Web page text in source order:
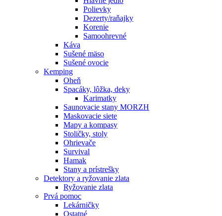
Polievky
Dezerty/raňajky
Korenie
Samoohrevné
Káva
Sušené mäso
Sušené ovocie
Kemping
Oheň
Spacáky, lôžka, deky
Karimatky
Saunovacie stany MORZH
Maskovacie siete
Mapy a kompasy
Stoličky, stoly
Ohrievače
Survival
Hamak
Stany a prístrešky
Detektory a ryžovanie zlata
Ryžovanie zlata
Prvá pomoc
Lekárničky
Ostatné